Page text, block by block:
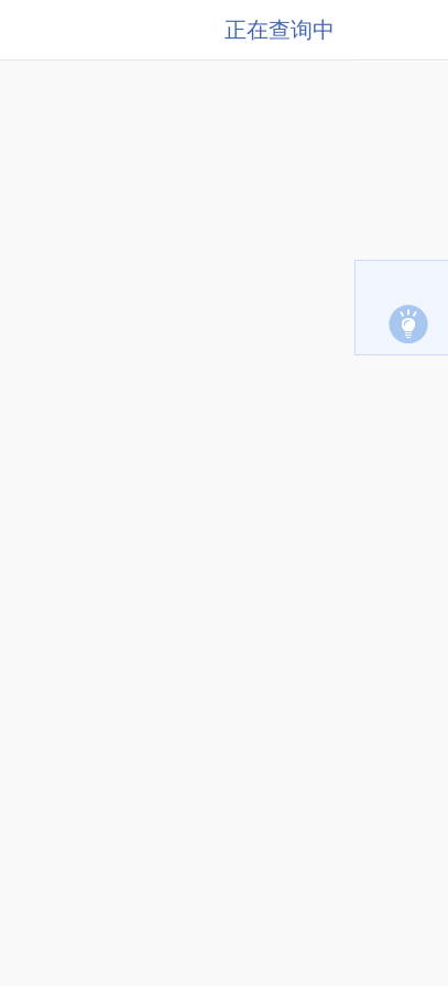
正在查询中